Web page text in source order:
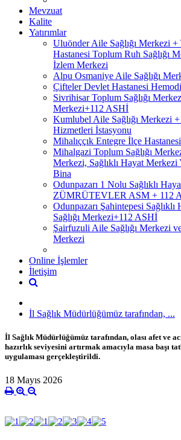
Mevzuat
Kalite
Yatırımlar
Uluönder Aile Sağlığı Merkezi
Hastanesi Toplum Ruh Sağlığı
İzlem Merkezi
Alpu Osmaniye Aile Sağlığı
Çifteler Devlet Hastanesi
Sivrihisar Toplum Sağlığı
Merkezi+112 ASHİ
Kumlubel Aile Sağlığı Merkezi
Hizmetleri İstasyonu
Mihalıççık Entegre İlçe Hastanesi
Mihalgazi Toplum Sağlığı
Merkezi, Sağlıklı Hayat
Bina
Odunpazarı 1 Nolu Sağlıklı
ZÜMRÜTEVLER ASM + 112
Odunpazarı Şahintepesi
Sağlığı Merkezi+112 ASHİ
Şairfuzuli Aile Sağlığı Merkezi
Merkezi
Online İşlemler
İletişim
İl Sağlık Müdürlüğümüz tarafından, ...
İl Sağlık Müdürlüğümüz tarafından, olası afet ve
hazırlık seviyesini artırmak amacıyla masa başı
uygulaması gerçekleştirildi.
18 Mayıs 2026